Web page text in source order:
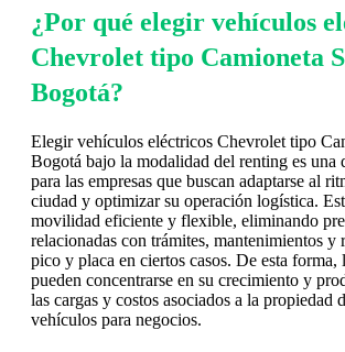
¿Por qué elegir vehículos
Chevrolet tipo Camioneta
Bogotá?
Elegir vehículos eléctricos Chevrolet tipo
Bogotá bajo la modalidad del renting es una
para las empresas que buscan adaptarse al
ciudad y optimizar su operación logística.
movilidad eficiente y flexible, eliminando
relacionadas con trámites, mantenimientos y
pico y placa en ciertos casos. De esta forma,
pueden concentrarse en su crecimiento y
las cargas y costos asociados a la propiedad
vehículos para negocios.